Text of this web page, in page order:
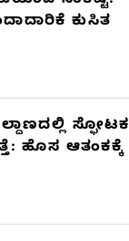
ಕುಸಿತ
ಸ್ಫೋಟಕ
ಹೊಸ ಆತಂಕಕ್ಕೆ